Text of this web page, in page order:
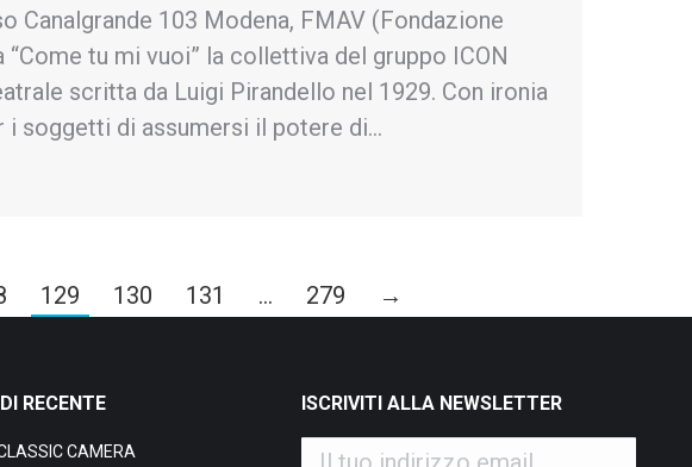
Canalgrande 103 Modena, FMAV (Fondazione
tu mi vuoi” la collettiva del gruppo ICON
scritta da Luigi Pirandello nel 1929. Con ironia
i soggetti di assumersi il potere di…
129 130 131 … 279 →
RECENTE
CAMERA
ISCRIVITI ALLA NEWSLETTER